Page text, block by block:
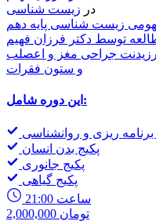
در زیست شناسی
زیست شناسی پایه دهم
توسط دکتر فرزان فهیم
جراحی مغز و اعصلب
و ستون فقرات
این دوره شامل:
ریزی و روانشناسی
پکیج بدن انسان
پکیج جانوری
پکیج گیاهی
21:00 ساعت
2,000,000 تومان